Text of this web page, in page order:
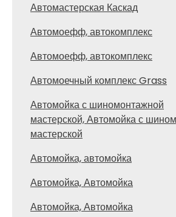
Автомастерская Каскад
Автомоефф, автокомплекс
Автомоефф, автокомплекс
Автомоечный комплекс Grass
Автомойка с шиномонтажной
мастерской, Автомойка с
мастерской
Автомойка, автомойка
Автомойка, Автомойка
Автомойка, Автомойка